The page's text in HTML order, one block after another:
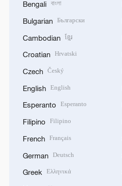
Bengali বাংলা
Bulgarian Български
Cambodian ខ្មែរ
Croatian Hrvatski
Czech Český
English English
Esperanto Esperanto
Filipino Filipino
French Français
German Deutsch
Greek Ελληνικά